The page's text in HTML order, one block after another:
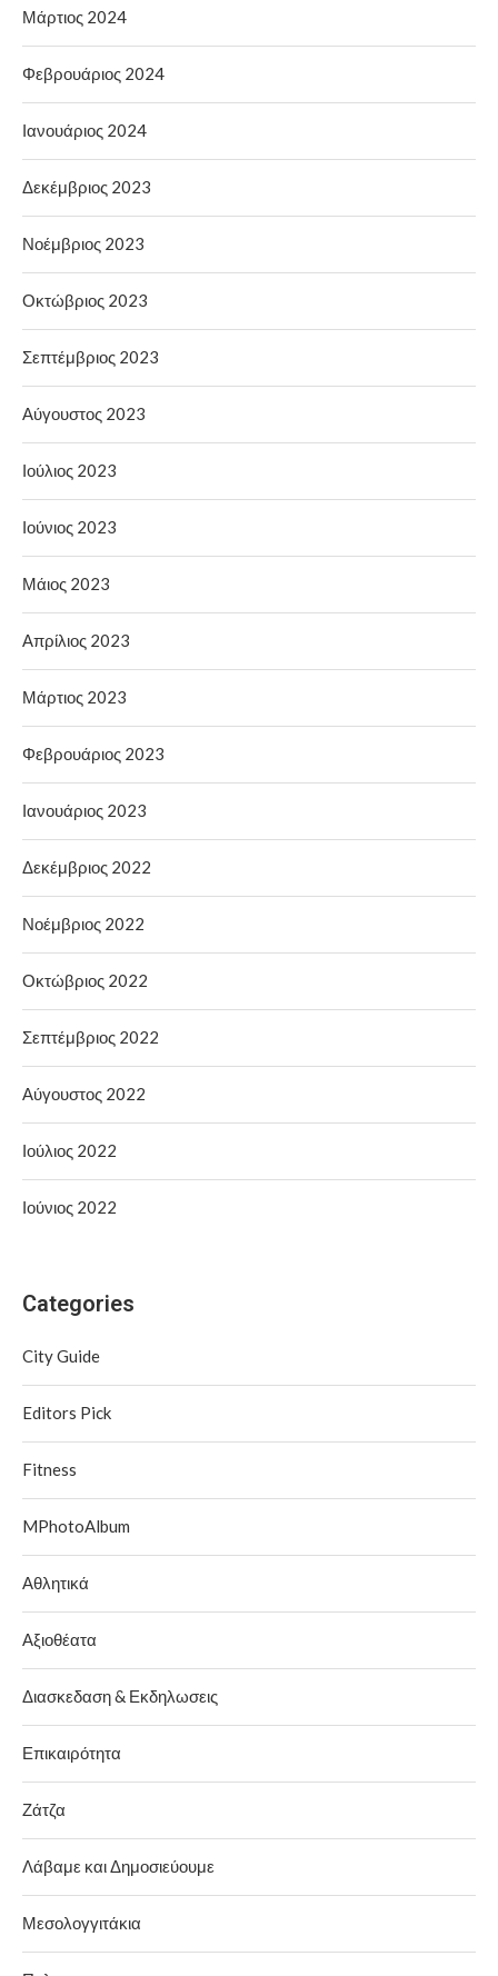
Μάρτιος 2024
Φεβρουάριος 2024
Ιανουάριος 2024
Δεκέμβριος 2023
Νοέμβριος 2023
Οκτώβριος 2023
Σεπτέμβριος 2023
Αύγουστος 2023
Ιούλιος 2023
Ιούνιος 2023
Μάιος 2023
Απρίλιος 2023
Μάρτιος 2023
Φεβρουάριος 2023
Ιανουάριος 2023
Δεκέμβριος 2022
Νοέμβριος 2022
Οκτώβριος 2022
Σεπτέμβριος 2022
Αύγουστος 2022
Ιούλιος 2022
Ιούνιος 2022
Categories
City Guide
Editors Pick
Fitness
MPhotoAlbum
Αθλητικά
Αξιοθέατα
Διασκεδαση & Εκδηλωσεις
Επικαιρότητα
Ζάτζα
Λάβαμε και Δημοσιεύουμε
Μεσολογγιτάκια